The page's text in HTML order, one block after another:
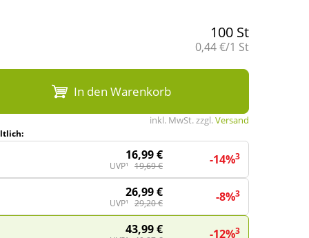
100 St
Grundpreis:
0,44 €/1 St
In den Warenkorb
inkl. MwSt. zzgl.Versand
16,99 €
UVP¹ 19,69 € -14%3
26,99 €
UVP¹ 29,20 € -8%3
43,99 € -12%3